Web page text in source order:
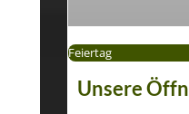
Feiertag
Unsere